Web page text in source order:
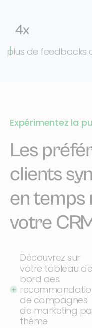
4x
plus de feedbacks
Expérimentez la
Les
clients
en temps
votre
Découvrez sur
votre tableau de
bord des
de campagnes
de marketing
thème